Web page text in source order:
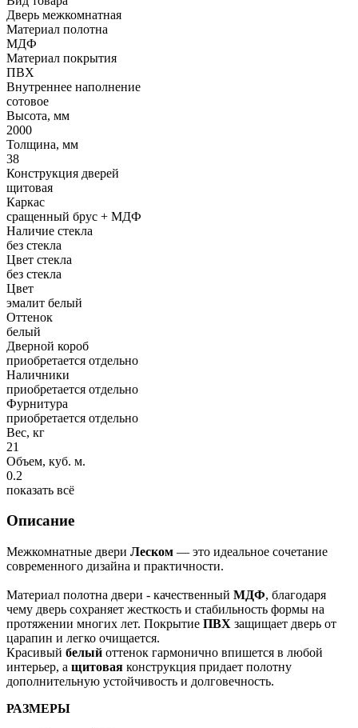
Дверь межкомнатная
Материал полотна
МДФ
Материал покрытия
ПВХ
Внутреннее наполнение
сотовое
Высота, мм
2000
Толщина, мм
38
Конструкция дверей
щитовая
Каркас
сращенный брус + МДФ
Наличие стекла
без стекла
Цвет стекла
без стекла
Цвет
эмалит белый
Оттенок
белый
Дверной короб
приобретается отдельно
Наличники
приобретается отдельно
Фурнитура
приобретается отдельно
Вес, кг
21
Объем, куб. м.
0.2
показать всё
Описание
Межкомнатные двери Леском — это идеальное сочетание
современного дизайна и практичности.
Материал полотна двери - качественный МДФ, благодаря
чему дверь сохраняет жесткость и стабильность формы на
протяжении многих лет. Покрытие ПВХ защищает дверь от
царапин и легко очищается.
Красивый белый оттенок гармонично впишется в любой
интерьер, а щитовая конструкция придает полотну
дополнительную устойчивость и долговечность.
РАЗМЕРЫ